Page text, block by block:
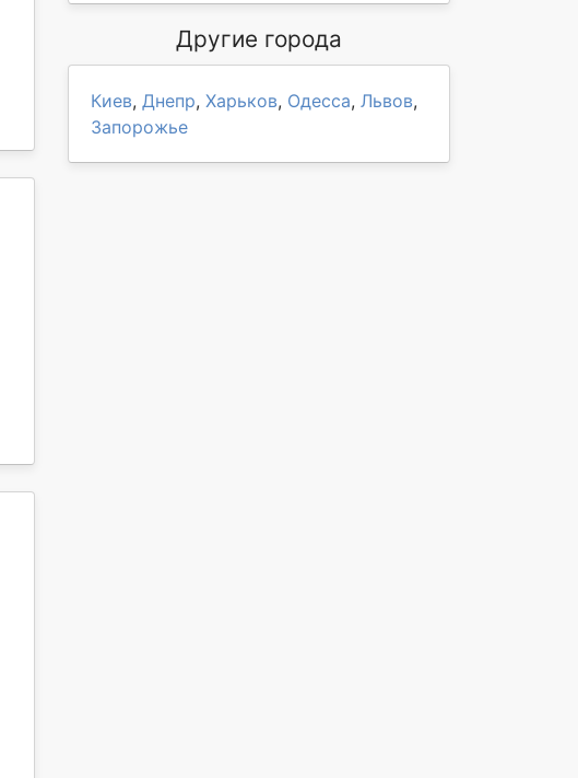
Другие города
Киев, Днепр, Харьков, Одесса, Львов,
Запорожье